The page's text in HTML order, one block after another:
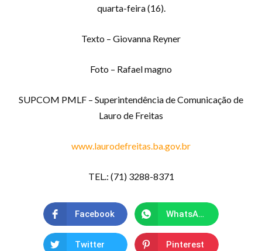
quarta-feira (16).
Texto – Giovanna Reyner
Foto – Rafael magno
SUPCOM PMLF – Superintendência de Comunicação de
Lauro de Freitas
www.laurodefreitas.ba.gov.br
TEL.: (71) 3288-8371
Facebook WhatsApp
Twitter Pinterest